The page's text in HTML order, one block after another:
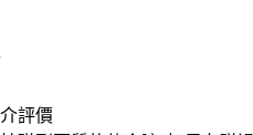
評價